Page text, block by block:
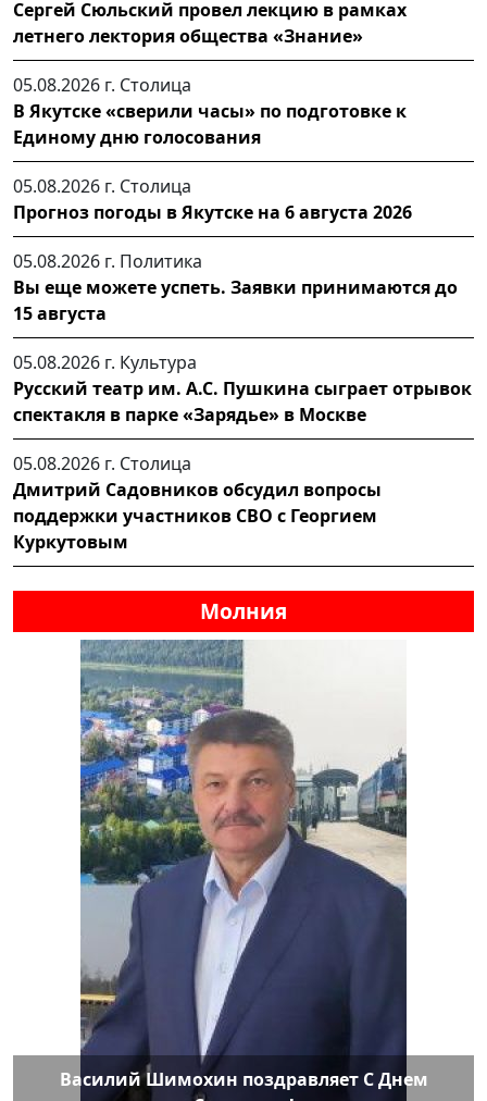
Сергей Сюльский провел лекцию в рамках
летнего лектория общества «Знание»
05.08.2026 г. Столица
В Якутске «сверили часы» по подготовке к
Единому дню голосования
05.08.2026 г. Столица
Прогноз погоды в Якутске на 6 августа 2026
05.08.2026 г. Политика
Вы еще можете успеть. Заявки принимаются до
15 августа
05.08.2026 г. Культура
Русский театр им. А.С. Пушкина сыграет отрывок
спектакля в парке «Зарядье» в Москве
05.08.2026 г. Столица
Дмитрий Садовников обсудил вопросы
поддержки участников СВО с Георгием
Куркутовым
Молния
Василий Шимохин поздравляет С Днем